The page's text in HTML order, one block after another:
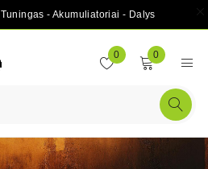
Tuningas - Akumuliatoriai - Dalys
0 0